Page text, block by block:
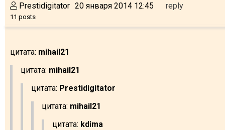
Prestidigitator
11 posts
20 января 2014 12:45 reply
цитата: mihail21
цитата: mihail21
цитата: Prestidigitator
цитата: mihail21
цитата: kdima